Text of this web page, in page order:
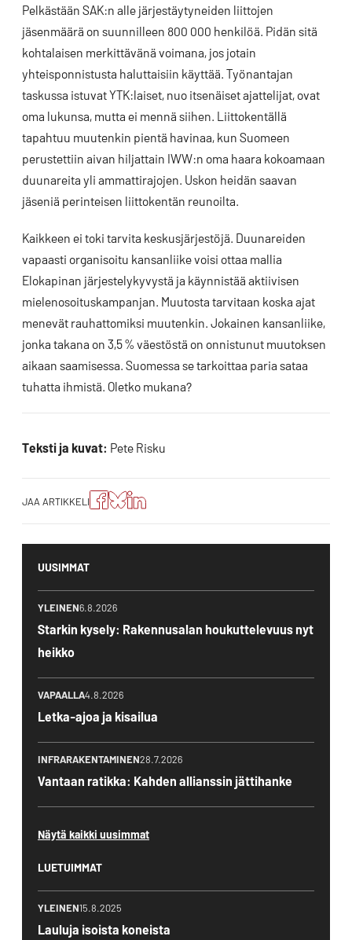
Pelkästään SAK:n alle järjestäytyneiden liittojen
jäsenmäärä on suunnilleen 800 000 henkilöä. Pidän sitä
kohtalaisen merkittävänä voimana, jos jotain
yhteisponnistusta haluttaisiin käyttää. Työnantajan
taskussa istuvat YTK:laiset, nuo itsenäiset ajattelijat, ovat
oma lukunsa, mutta ei mennä siihen. Liittokentällä
tapahtuu muutenkin pientä havinaa, kun Suomeen
perustettiin aivan hiljattain IWW:n oma haara kokoamaan
duunareita yli ammattirajojen. Uskon heidän saavan
jäseniä perinteisen liittokentän reunoilta.
Kaikkeen ei toki tarvita keskusjärjestöjä. Duunareiden
vapaasti organisoitu kansanliike voisi ottaa mallia
Elokapinan järjestelykyvystä ja käynnistää aktiivisen
mielenosoituskampanjan. Muutosta tarvitaan koska ajat
menevät rauhattomiksi muutenkin. Jokainen kansanliike,
jonka takana on 3,5 % väestöstä on onnistunut muutoksen
aikaan saamisessa. Suomessa se tarkoittaa paria sataa
tuhatta ihmistä. Oletko mukana?
Teksti ja kuvat: Pete Risku
JAA ARTIKKELI
Jaa
artikkeli
Facebookissa
Jaa
artikkeli
Blueskyssa
Jako:
Jaa
artikkeli
LinkedIn:ssä
UUSIMMAT
YLEINEN6.8.2026
Starkin kysely: Rakennusalan houkuttelevuus nyt
heikko
VAPAALLA4.8.2026
Letka-ajoa ja kisailua
INFRARAKENTAMINEN28.7.2026
Vantaan ratikka: Kahden allianssin jättihanke
Näytä kaikki uusimmat
LUETUIMMAT
YLEINEN15.8.2025
Lauluja isoista koneista